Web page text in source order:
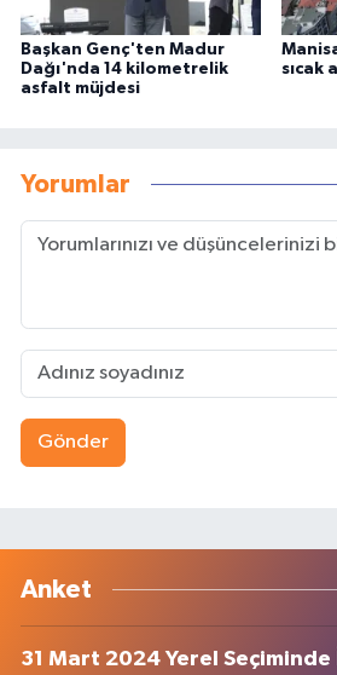
Başkan Genç'ten Madur
Dağı'nda 14 kilometrelik
asfalt müjdesi
sıcak
Yorumlar
Gönder
Anket
31 Mart 2024 Yerel